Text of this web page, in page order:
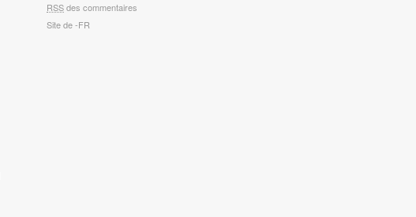
RSSdes commentaires
Site de -FR